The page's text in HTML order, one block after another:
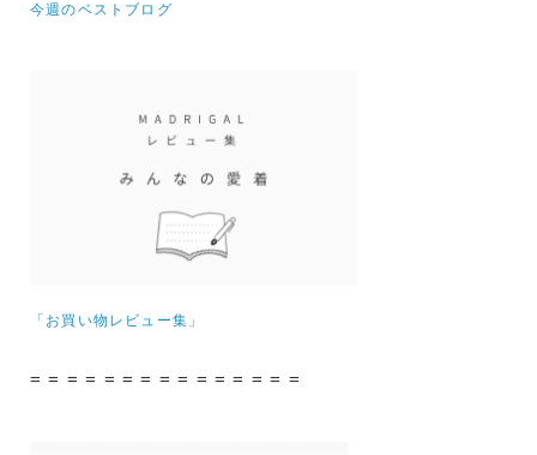
今週のベストブログ
「お買い物レビュー集」
= = = = = = = = = = = = = = =